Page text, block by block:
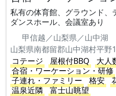
私有の体育館、グラウンド、
ダンスホール、会議室あり
甲信越／山梨県／山中湖
山梨県南都留郡山中湖村平野
コテージ
屋根付BBQ 大人
合宿・ワーケーション・研修
子連れ・ファミリー
格安
温泉近隣
富士山眺望